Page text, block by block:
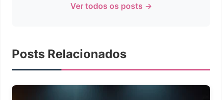
Ver todos os posts →
Posts Relacionados